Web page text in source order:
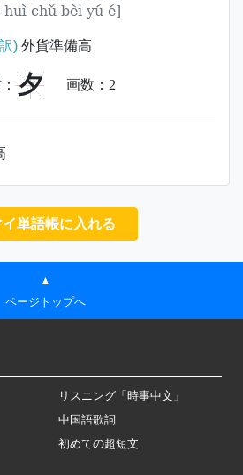
chǔ bèi yú é]
訳)外貨準備高
夕 画数： 2
単語帳に入れる
▲
ページトップへ
リスニング「時事中文」
中国語歌詞
初めての超短文